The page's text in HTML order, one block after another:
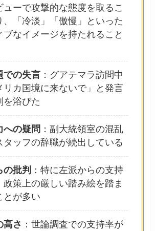
ューで攻撃的な態度を取るこ
、「冷淡」「傲慢」といった
ブなイメージを持たれること
での失言 ：グアテマラ訪問中
リカ国境に来ないで」と発言
を浴びた
への疑問 ：副大統領室の混乱
タッフの辞職が続出している
の批判 ：特に左派からの支持
政策上の厳しい踏み絵を踏ま
とが多い
高さ ：世論調査での支持率が